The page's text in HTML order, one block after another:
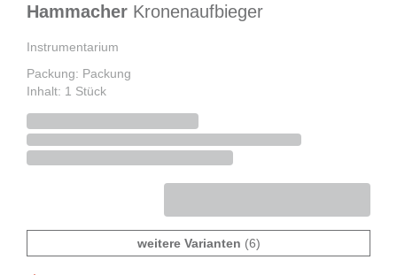
Hammacher Kronenaufbieger
Instrumentarium
Packung: Packung
Inhalt: 1 Stück
weitere Varianten (6)